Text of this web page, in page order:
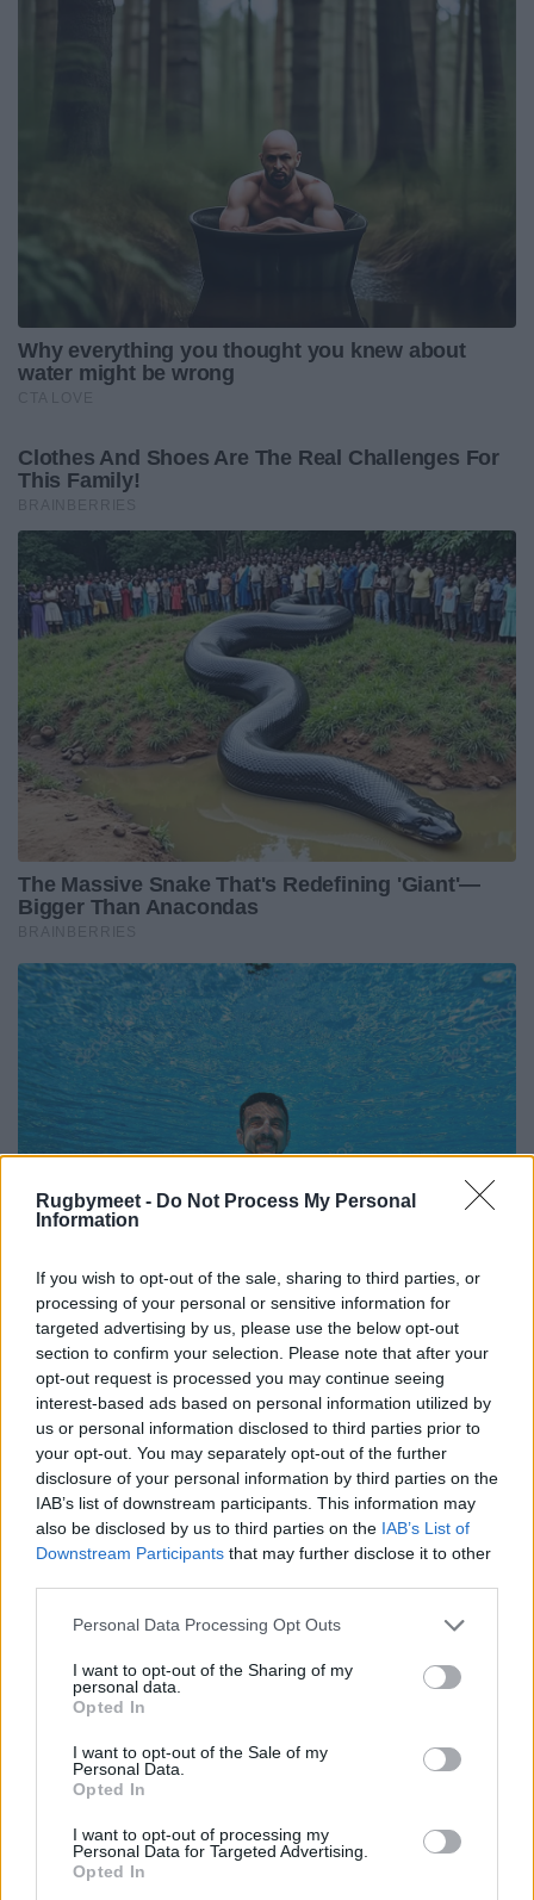
Rugbymeet - Do Not Process My Personal
Information
If you wish to opt-out of the sale, sharing to third parties, or
processing of your personal or sensitive information for
targeted advertising by us, please use the below opt-out
section to confirm your selection. Please note that after your
opt-out request is processed you may continue seeing
interest-based ads based on personal information utilized by
us or personal information disclosed to third parties prior to
your opt-out. You may separately opt-out of the further
disclosure of your personal information by third parties on the
IAB’s list of downstream participants. This information may
also be disclosed by us to third parties on the IAB’s List of
Downstream Participants that may further disclose it to other
Personal Data Processing Opt Outs
I want to opt-out of the Sharing of my
personal data.
Opted In
I want to opt-out of the Sale of my
Personal Data.
Opted In
I want to opt-out of processing my
Personal Data for Targeted Advertising.
Opted In